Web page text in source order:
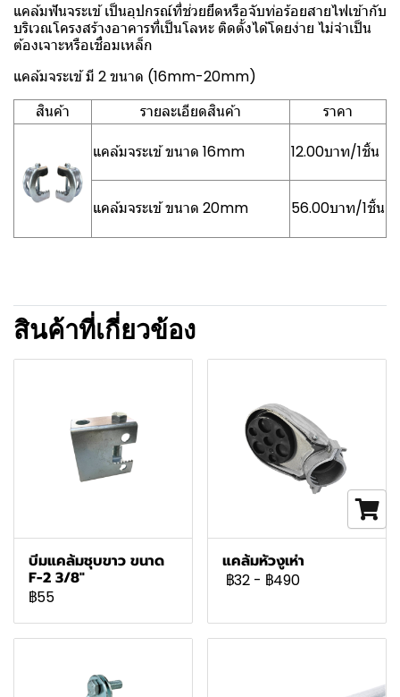
แคล้มฟันจระเข้ เป็นอุปกรณ์ที่ช่วยยึดหรือจับท่อร้อยสายไฟเข้ากับ
บริเวณโครงสร้างอาคารที่เป็นโลหะ ติดตั้งได้โดยง่าย ไม่จำเป็น
ต้องเจาะหรือเชื่อมเหล็ก
แคล้มจระเข้ มี 2 ขนาด (16mm-20mm)
สินค้า
รายละเอียดสินค้า
ราคา
แคล้มจระเข้ ขนาด 16mm
12.00บาท/1ชิ้น
แคล้มจระเข้ ขนาด 20mm 56.00บาท/1ชิ้น
สินค้าที่เกี่ยวข้อง
บีมแคล้มชุบขาว ขนาด
F-2 3/8"
฿55
แคล้มหัวงูเห่า
฿32 - ฿490